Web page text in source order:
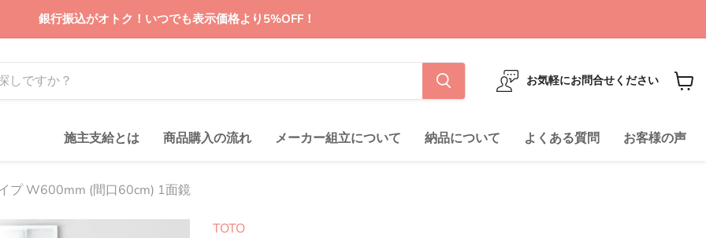
銀行振込がオトク！いつでも表示価格より5%OFF！
お気軽にお問合せください
を
施主支給とは 商品購入の流れ メーカー組立について 納品について よくある質問 お客様の声
プ W600mm (間口60cm) 1面鏡
TOTO